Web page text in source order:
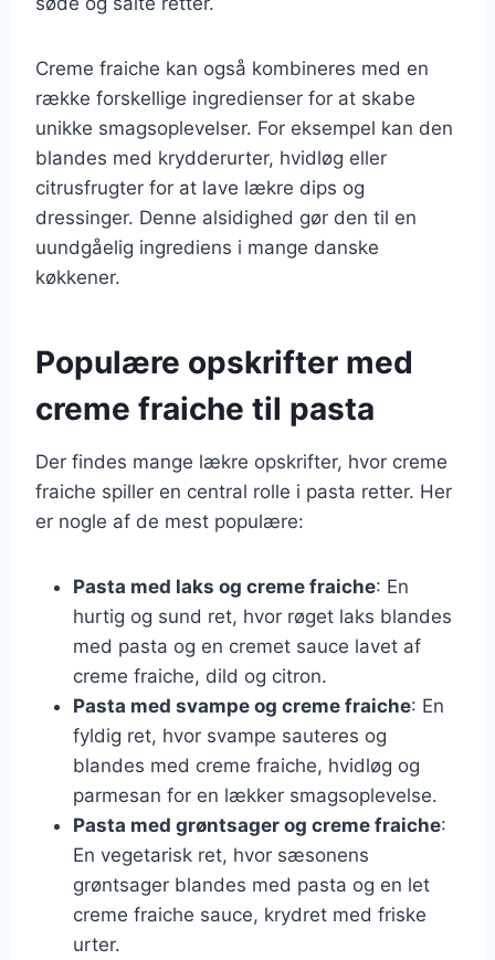
Creme fraiche kan også kombineres med en
række forskellige ingredienser for at skabe
unikke smagsoplevelser. For eksempel kan den
blandes med krydderurter, hvidløg eller
citrusfrugter for at lave lækre dips og
dressinger. Denne alsidighed gør den til en
uundgåelig ingrediens i mange danske
køkkener.
Populære opskrifter med
creme fraiche til pasta
Der findes mange lækre opskrifter, hvor creme
fraiche spiller en central rolle i pasta retter. Her
er nogle af de mest populære:
Pasta med laks og creme fraiche: En
hurtig og sund ret, hvor røget laks blandes
med pasta og en cremet sauce lavet af
creme fraiche, dild og citron.
Pasta med svampe og creme fraiche: En
fyldig ret, hvor svampe sauteres og
blandes med creme fraiche, hvidløg og
parmesan for en lækker smagsoplevelse.
Pasta med grøntsager og creme fraiche:
En vegetarisk ret, hvor sæsonens
grøntsager blandes med pasta og en let
creme fraiche sauce, krydret med friske
urter.